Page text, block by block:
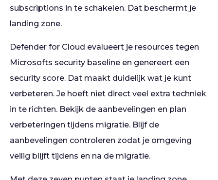
subscriptions in te schakelen. Dat beschermt je
landing zone.
Defender for Cloud evalueert je resources tegen
Microsofts security baseline en genereert een
security score. Dat maakt duidelijk wat je kunt
verbeteren. Je hoeft niet direct veel extra techniek
in te richten. Bekijk de aanbevelingen en plan
verbeteringen tijdens migratie. Blijf de
aanbevelingen controleren zodat je omgeving
veilig blijft tijdens en na de migratie.